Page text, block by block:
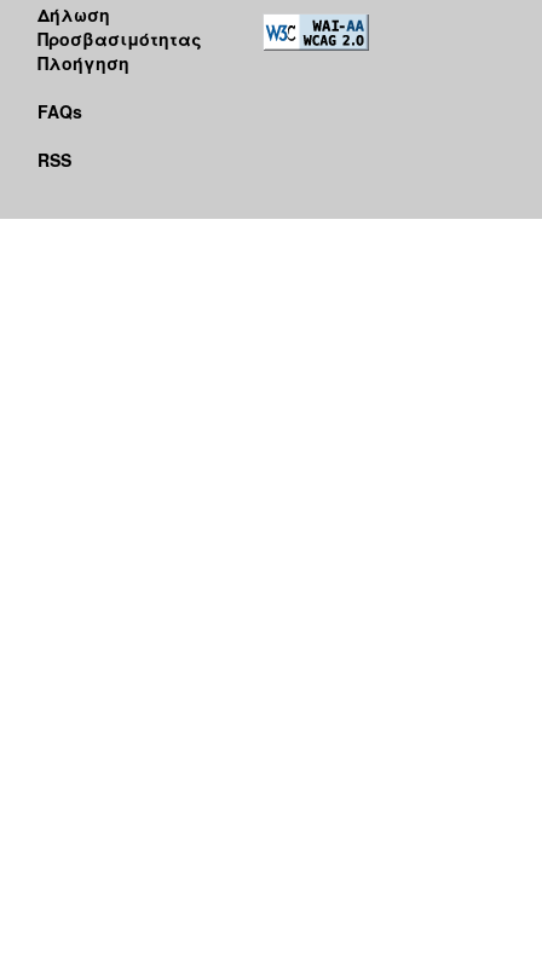
Δήλωση
Προσβασιμότητας
Πλοήγηση
FAQs
RSS